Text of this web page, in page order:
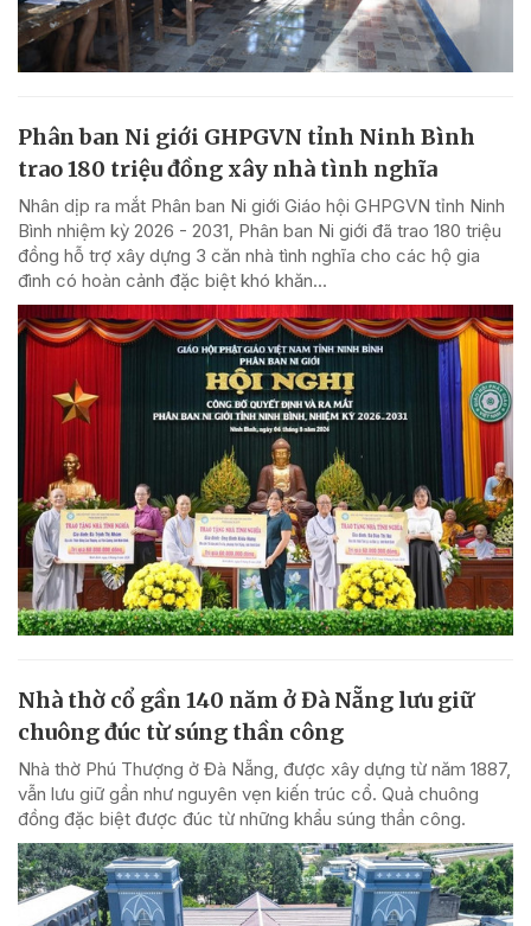
Phân ban Ni giới GHPGVN tỉnh Ninh Bình
trao 180 triệu đồng xây nhà tình nghĩa
Nhân dịp ra mắt Phân ban Ni giới Giáo hội GHPGVN tỉnh Ninh
Bình nhiệm kỳ 2026 - 2031, Phân ban Ni giới đã trao 180 triệu
đồng hỗ trợ xây dựng 3 căn nhà tình nghĩa cho các hộ gia
đình có hoàn cảnh đặc biệt khó khăn...
Nhà thờ cổ gần 140 năm ở Đà Nẵng lưu giữ
chuông đúc từ súng thần công
Nhà thờ Phú Thượng ở Đà Nẵng, được xây dựng từ năm 1887,
vẫn lưu giữ gần như nguyên vẹn kiến trúc cổ. Quả chuông
đồng đặc biệt được đúc từ những khẩu súng thần công.